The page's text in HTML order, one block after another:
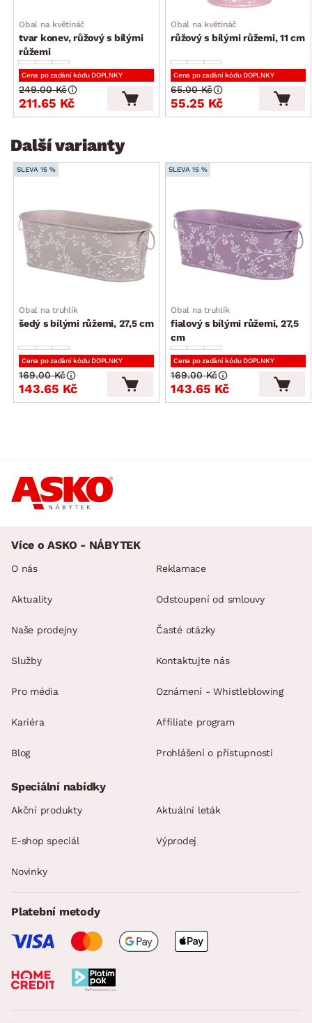
Obal na květináč
tvar konev, růžový s bílými
růžemi
Cena po zadání kódu DOPLNKY
211.65 Kč
249.00 Kč
Obal na květináč
růžový s bílými růžemi, 11 cm
Cena po zadání kódu DOPLNKY
55.25 Kč
65.00 Kč
Další varianty
SLEVA 15 %
Obal na truhlík
šedý s bílými růžemi, 27,5 cm
Cena po zadání kódu DOPLNKY
143.65 Kč
169.00 Kč
SLEVA 15 %
Obal na truhlík
fialový s bílými růžemi, 27,5
cm
Cena po zadání kódu DOPLNKY
143.65 Kč
169.00 Kč
Více o ASKO - NÁBYTEK
O nás
Aktuality
Naše prodejny
Služby
Pro média
Kariéra
Blog
Reklamace
Odstoupení od smlouvy
Časté otázky
Kontaktujte nás
Oznámení - Whistleblowing
Affiliate program
Prohlášení o přístupnosti
Speciální nabídky
Akční produkty Aktuální leták
E-shop speciál Výprodej
Novinky
Platební metody